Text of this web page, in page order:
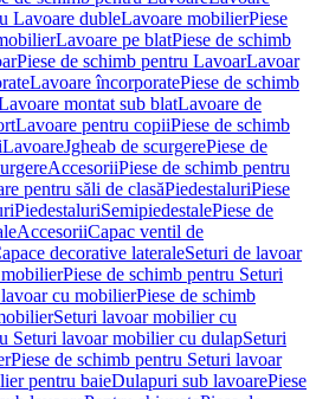
Lavoare dubleLavoare mobilierPiese
Lavoare pe blatPiese de schimb
Piese de schimb pentru LavoarLavoar
Lavoare încorporatePiese de schimb
montat sub blatLavoare de
Lavoare pentru copiiPiese de schimb
LavoareJgheab de scurgerePiese de
AccesoriiPiese de schimb pentru
pentru săli de clasăPiedestaluriPiese
PiedestaluriSemipiedestalePiese de
AccesoriiCapac ventil de
decorative lateraleSeturi de lavoar
Piese de schimb pentru Seturi
cu mobilierPiese de schimb
Seturi lavoar mobilier cu
Seturi lavoar mobilier cu dulapSeturi
Piese de schimb pentru Seturi lavoar
pentru baieDulapuri sub lavoarePiese